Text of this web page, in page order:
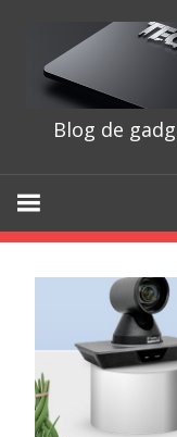
content
Blog de